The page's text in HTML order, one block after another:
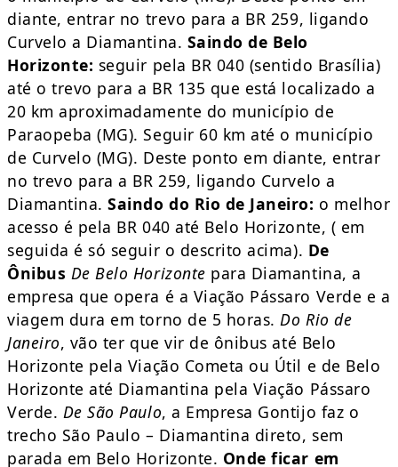
diante, entrar no trevo para a BR 259, ligando
Curvelo a Diamantina. Saindo de Belo
Horizonte: seguir pela BR 040 (sentido Brasília)
até o trevo para a BR 135 que está localizado a
20 km aproximadamente do município de
Paraopeba (MG). Seguir 60 km até o município
de Curvelo (MG). Deste ponto em diante, entrar
no trevo para a BR 259, ligando Curvelo a
Diamantina.Saindo do Rio de Janeiro: o melhor
acesso é pela BR 040 até Belo Horizonte, ( em
seguida é só seguir o descrito acima). De
Ônibus De Belo Horizonte para Diamantina, a
empresa que opera é a Viação Pássaro Verde e a
viagem dura em torno de 5 horas.Do Rio de
Janeiro, vão ter que vir de ônibus até Belo
Horizonte pela Viação Cometa ou Útil e de Belo
Horizonte até Diamantina pela Viação Pássaro
Verde. De São Paulo, a Empresa Gontijo faz o
trecho São Paulo – Diamantina direto, sem
parada em Belo Horizonte. Onde ficar em